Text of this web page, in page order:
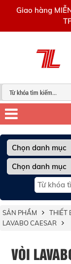
Giao hàng
SẢN PHẨM THIẾT
LAVABO CAESAR
VÒI
0909445903